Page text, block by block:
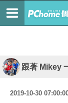
跟著 Mikey
2019-10-30